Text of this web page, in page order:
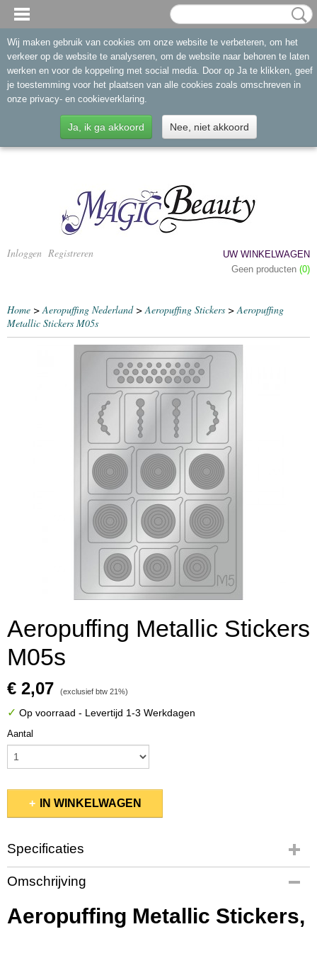
Inloggen Registreren
UW WINKELWAGEN
Geen producten (0)
Home >Aeropuffing Nederland>Aeropuffing Stickers >Aeropuffing
Metallic Stickers M05s
Aeropuffing Metallic Stickers
M05s
€ 2,07 (exclusief btw 21%)
✓ Op voorraad - Levertijd 1-3 Werkdagen
Aantal
IN WINKELWAGEN
Specificaties
Productcode
10103/M05
EAN code
2200004513782
Omschrijving
Aeropuffing Metallic Stickers,
Wij maken gebruik van cookies om onze website te verbeteren, om het
verkeer op de website te analyseren, om de website naar behoren te laten
werken en voor de koppeling met social media. Door op Ja te klikken, geef
je toestemming voor het plaatsen van alle cookies zoals omschreven in
onze privacy- en cookieverklaring.
Ja, ik ga akkoord Nee, niet akkoord